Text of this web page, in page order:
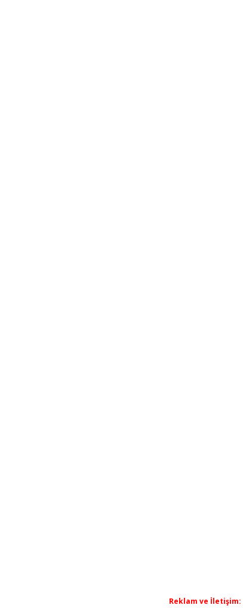
Reklam ve İletişim: